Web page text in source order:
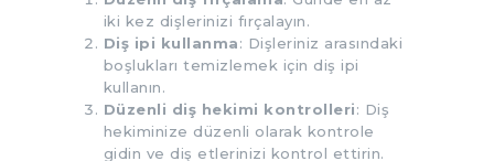
iki kez dişlerinizi fırçalayın.
Diş ipi kullanma: Dişleriniz arasındaki
boşlukları temizlemek için diş ipi
kullanın.
Düzenli diş hekimi kontrolleri: Diş
hekiminize düzenli olarak kontrole
gidin ve diş etlerinizi kontrol ettirin.